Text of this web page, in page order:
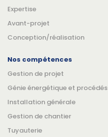
Expertise
Avant-projet
Conception/réalisation
Nos compétences
Gestion de projet
Génie énergétique et procédés
Installation générale
Gestion de chantier
Tuyauterie